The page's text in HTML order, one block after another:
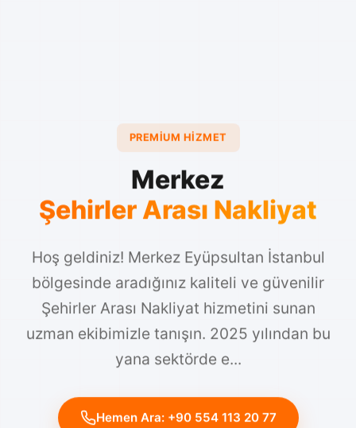
PREMIUM HIZMET
Merkez
Şehirler Arası Nakliyat
Hoş geldiniz! Merkez Eyüpsultan İstanbul
bölgesinde aradığınız kaliteli ve güvenilir
Şehirler Arası Nakliyat hizmetini sunan
uzman ekibimizle tanışın. 2025 yılından bu
yana sektörde e...